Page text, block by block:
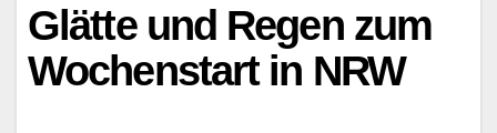
Glätte und Regen zum
Wochenstart in NRW